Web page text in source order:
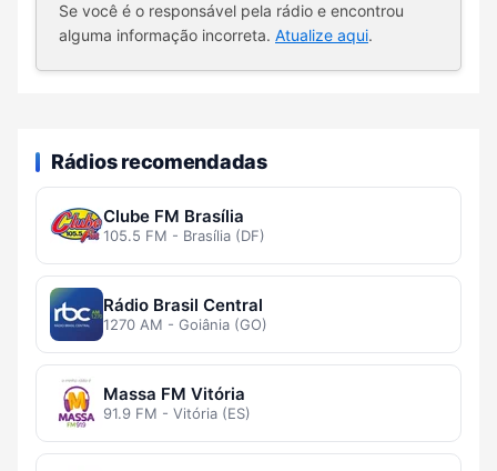
Se você é o responsável pela rádio e encontrou
alguma informação incorreta. Atualize aqui.
Rádios recomendadas
Clube FM Brasília
105.5 FM - Brasília (DF)
Rádio Brasil Central
1270 AM - Goiânia (GO)
Massa FM Vitória
91.9 FM - Vitória (ES)